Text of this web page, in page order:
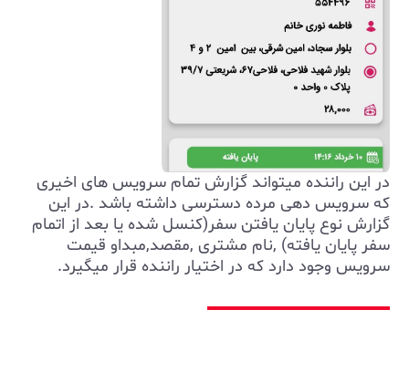
در این راننده میتواند گزارش تمام سرویس های اخیری
که سرویس دهی مرده دسترسی داشته باشد .در این
گزارش نوع پایان یافتن سفر(کنسل شده یا بعد از اتمام
سفر پایان یافته) ,نام مشتری ,مقصد,مبداو قیمت
سرویس وجود دارد که در اختیار راننده قرار میگیرد.